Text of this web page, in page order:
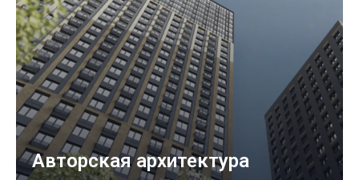
Авторская архитектура